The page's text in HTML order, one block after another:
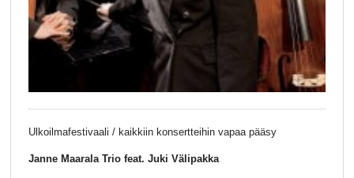
Ulkoilmafestivaali / kaikkiin konsertteihin vapaa pääsy
Janne Maarala Trio feat. Juki Välipakka